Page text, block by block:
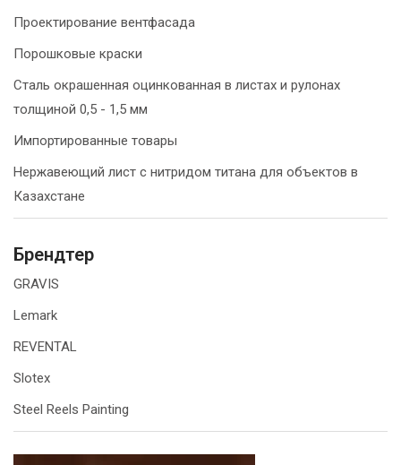
Проектирование вентфасада
Порошковые краски
Сталь окрашенная оцинкованная в листах и рулонах
толщиной 0,5 - 1,5 мм
Импортированные товары
Нержавеющий лист с нитридом титана для объектов в
Казахстане
Брендтер
GRAVIS
Lemark
REVENTAL
Slotex
Steel Reels Painting